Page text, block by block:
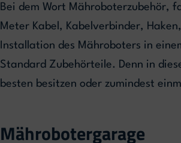
Bei dem Wort Mähroboterzubehör,
Meter Kabel, Kabelverbinder,
Installation des Mähroboters in
Standard Zubehörteile. Denn in
besten besitzen oder zumindest
Mährobotergarage